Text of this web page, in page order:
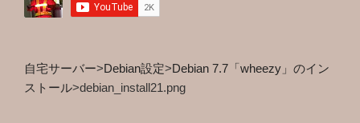
自宅サーバー>Debian設定>Debian 7.7「wheezy」のイン
ストール>debian_install21.png